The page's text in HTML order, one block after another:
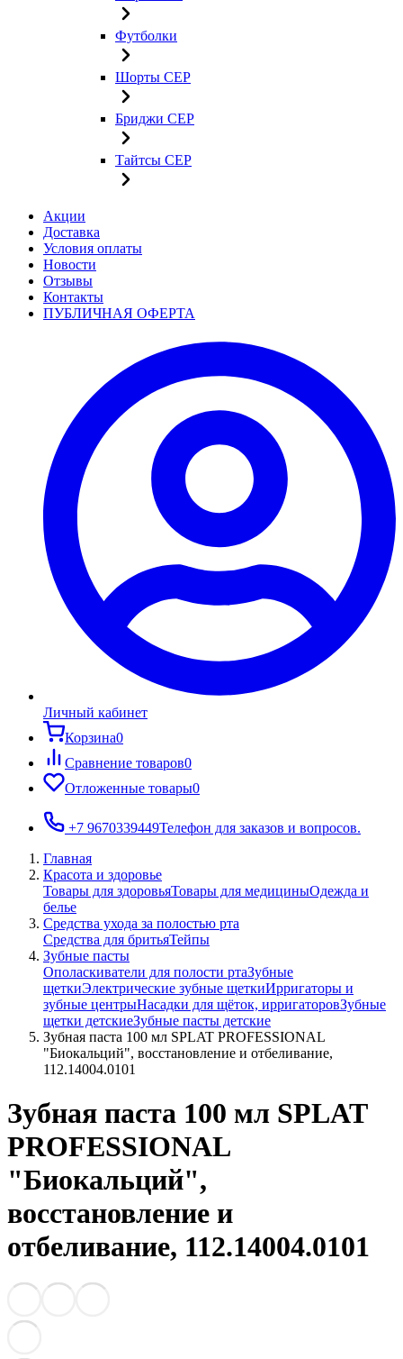
Футболки
Шорты CEP
Бриджи CEP
Тайтсы CEP
Акции
Доставка
Условия оплаты
Новости
Отзывы
Контакты
ПУБЛИЧНАЯ ОФЕРТА
Личный кабинет
Корзина0
Сравнение товаров0
Отложенные товары0
+7 9670339449Телефон для заказов и вопросов.
Главная
Красота и здоровье
Товары для здоровьяТовары для медициныОдежда и
белье
Средства ухода за полостью рта
Средства для бритьяТейпы
Зубные пасты
Ополаскиватели для полости ртаЗубные
щеткиЭлектрические зубные щеткиИрригаторы и
зубные центрыНасадки для щёток, ирригаторовЗубные
щетки детскиеЗубные пасты детские
Зубная паста 100 мл SPLAT PROFESSIONAL
"Биокальций", восстановление и отбеливание,
112.14004.0101
Зубная паста 100 мл SPLAT
PROFESSIONAL
"Биокальций",
восстановление и
отбеливание, 112.14004.0101